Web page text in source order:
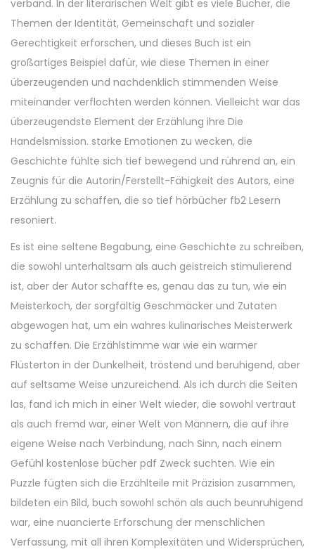
verband. In der literarischen Welt gibt es viele Bücher, die
Themen der Identität, Gemeinschaft und sozialer
Gerechtigkeit erforschen, und dieses Buch ist ein
großartiges Beispiel dafür, wie diese Themen in einer
überzeugenden und nachdenklich stimmenden Weise
miteinander verflochten werden können. Vielleicht war das
überzeugendste Element der Erzählung ihre Die
Handelsmission. starke Emotionen zu wecken, die
Geschichte fühlte sich tief bewegend und rührend an, ein
Zeugnis für die Autorin/Ferstellt-Fähigkeit des Autors, eine
Erzählung zu schaffen, die so tief hörbücher fb2 Lesern
resoniert.
Es ist eine seltene Begabung, eine Geschichte zu schreiben,
die sowohl unterhaltsam als auch geistreich stimulierend
ist, aber der Autor schaffte es, genau das zu tun, wie ein
Meisterkoch, der sorgfältig Geschmäcker und Zutaten
abgewogen hat, um ein wahres kulinarisches Meisterwerk
zu schaffen. Die Erzählstimme war wie ein warmer
Flüsterton in der Dunkelheit, tröstend und beruhigend, aber
auf seltsame Weise unzureichend. Als ich durch die Seiten
las, fand ich mich in einer Welt wieder, die sowohl vertraut
als auch fremd war, einer Welt von Männern, die auf ihre
eigene Weise nach Verbindung, nach Sinn, nach einem
Gefühl kostenlose bücher pdf Zweck suchten. Wie ein
Puzzle fügten sich die Erzählteile mit Präzision zusammen,
bildeten ein Bild, buch sowohl schön als auch beunruhigend
war, eine nuancierte Erforschung der menschlichen
Verfassung, mit all ihren Komplexitäten und Widersprüchen,